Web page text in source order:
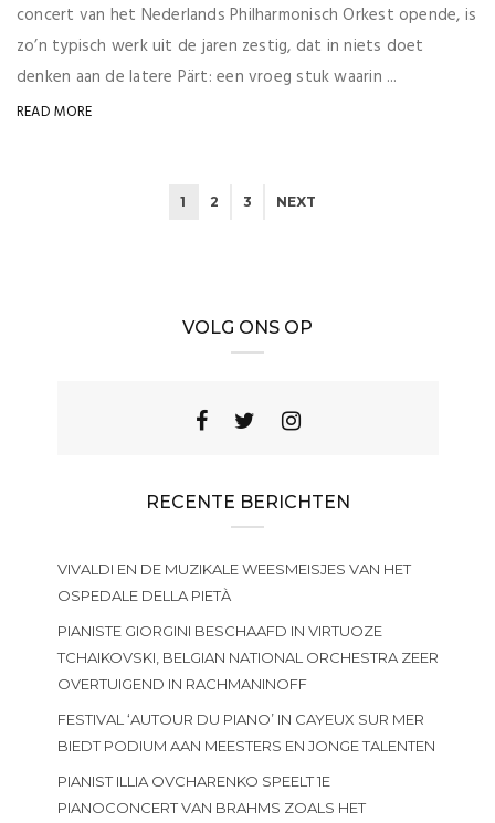
concert van het Nederlands Philharmonisch Orkest opende, is
zo’n typisch werk uit de jaren zestig, dat in niets doet
denken aan de latere Pärt: een vroeg stuk waarin ...
READ MORE
1 2 3 NEXT
VOLG ONS OP
RECENTE BERICHTEN
VIVALDI EN DE MUZIKALE WEESMEISJES VAN HET
OSPEDALE DELLA PIETÀ
PIANISTE GIORGINI BESCHAAFD IN VIRTUOZE
TCHAIKOVSKI, BELGIAN NATIONAL ORCHESTRA ZEER
OVERTUIGEND IN RACHMANINOFF
FESTIVAL ‘AUTOUR DU PIANO’ IN CAYEUX SUR MER
BIEDT PODIUM AAN MEESTERS EN JONGE TALENTEN
PIANIST ILLIA OVCHARENKO SPEELT 1E
PIANOCONCERT VAN BRAHMS ZOALS HET